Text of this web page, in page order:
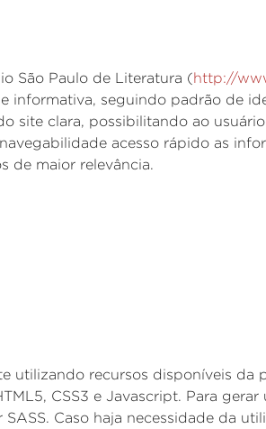
São Paulo de Literatura (http://
informativa, seguindo padrão de
site clara, possibilitando ao
acesso rápido as
de maior relevância.
utilizando recursos disponíveis da
CSS3 e Javascript. Para
Caso haja necessidade da